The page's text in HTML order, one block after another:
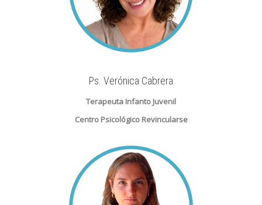
Ps. Verónica Cabrera
Terapeuta Infanto Juvenil
Centro Psicológico Revincularse